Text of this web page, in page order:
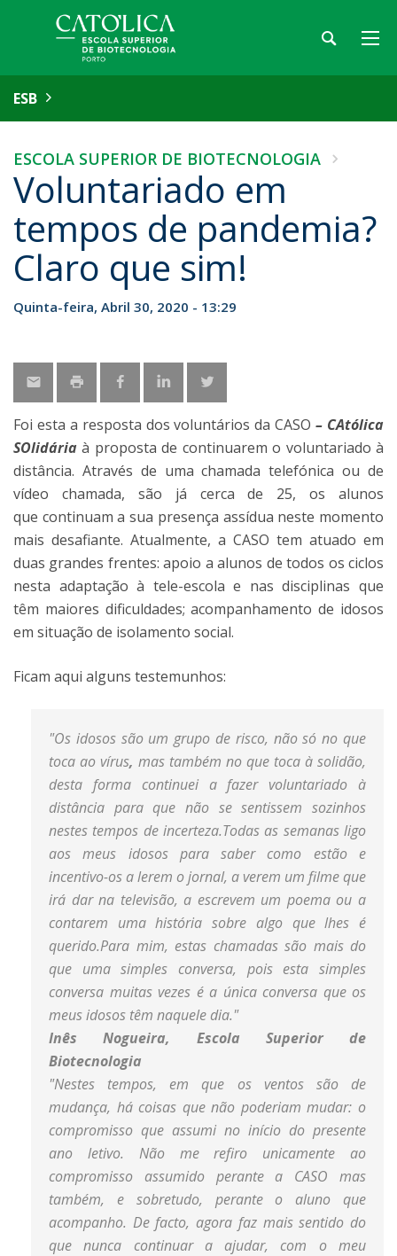
ESB
ESCOLA SUPERIOR DE BIOTECNOLOGIA
Voluntariado em
tempos de pandemia?
Claro que sim!
Quinta-feira, Abril 30, 2020 - 13:29
Foi esta a resposta dos voluntários da CASO – CAtólica
SOlidária à proposta de continuarem o voluntariado à
distância. Através de uma chamada telefónica ou de
vídeo chamada, são já cerca de 25, os alunos
que continuam a sua presença assídua neste momento
mais desafiante. Atualmente, a CASO tem atuado em
duas grandes frentes: apoio a alunos de todos os ciclos
nesta adaptação à tele-escola e nas disciplinas que
têm maiores dificuldades; acompanhamento de idosos
em situação de isolamento social.
Ficam aqui alguns testemunhos:
"Os idosos são um grupo de risco, não só no que
toca ao vírus, mas também no que toca à solidão,
desta forma continuei a fazer voluntariado à
distância para que não se sentissem sozinhos
nestes tempos de incerteza.Todas as semanas ligo
aos meus idosos para saber como estão e
incentivo-os a lerem o jornal, a verem um filme que
irá dar na televisão, a escrevem um poema ou a
contarem uma história sobre algo que lhes é
querido.Para mim, estas chamadas são mais do
que uma simples conversa, pois esta simples
conversa muitas vezes é a única conversa que os
meus idosos têm naquele dia."
Inês Nogueira, Escola Superior de
Biotecnologia
"Nestes tempos, em que os ventos são de
mudança, há coisas que não poderiam mudar: o
compromisso que assumi no início do presente
ano letivo. Não me refiro unicamente ao
compromisso assumido perante a CASO mas
também, e sobretudo, perante o aluno que
acompanho. De facto, agora faz mais sentido do
que nunca continuar a ajudar, com o meu